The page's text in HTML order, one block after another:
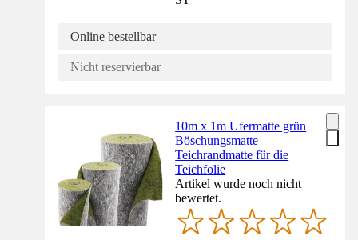
Online bestellbar
Nicht reservierbar
10m x 1m Ufermatte grün
Böschungsmatte
Teichrandmatte für die
Teichfolie
Artikel wurde noch nicht
bewertet.